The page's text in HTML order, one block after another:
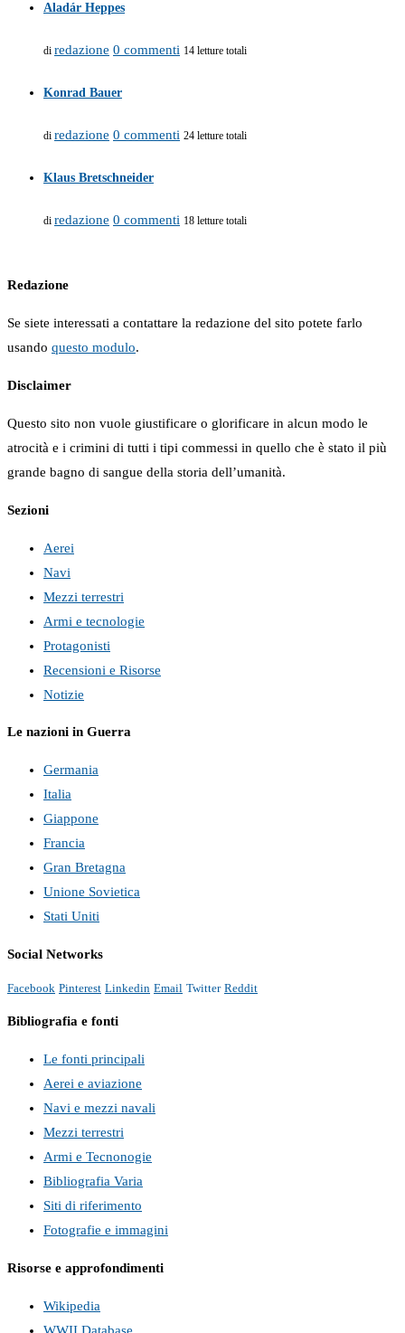
Aladár Heppes
di redazione 0 commenti 14 letture totali
Konrad Bauer
di redazione 0 commenti 24 letture totali
Klaus Bretschneider
di redazione 0 commenti 18 letture totali
Redazione
Se siete interessati a contattare la redazione del sito potete farlo
usando questo modulo.
Disclaimer
Questo sito non vuole giustificare o glorificare in alcun modo le
atrocità e i crimini di tutti i tipi commessi in quello che è stato il più
grande bagno di sangue della storia dell’umanità.
Sezioni
Aerei
Navi
Mezzi terrestri
Armi e tecnologie
Protagonisti
Recensioni e Risorse
Notizie
Le nazioni in Guerra
Germania
Italia
Giappone
Francia
Gran Bretagna
Unione Sovietica
Stati Uniti
Social Networks
Facebook Pinterest Linkedin Email Twitter Reddit
Bibliografia e fonti
Le fonti principali
Aerei e aviazione
Navi e mezzi navali
Mezzi terrestri
Armi e Tecnonogie
Bibliografia Varia
Siti di riferimento
Fotografie e immagini
Risorse e approfondimenti
Wikipedia